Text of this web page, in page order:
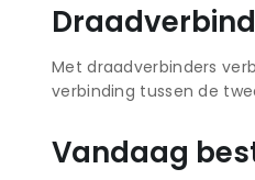
Met draadverbinders
verbinding tussen de
Vandaag